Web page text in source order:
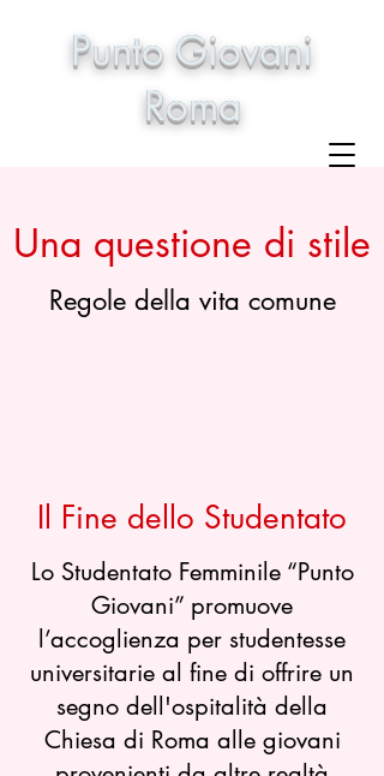
Punto Giovani
Roma
Una questione di stile
Regole della vita comune
Il Fine dello Studentato
Lo Studentato Femminile “Punto
Giovani” promuove
l’accoglienza per studentesse
universitarie al fine di offrire un
segno dell'ospitalità della
Chiesa di Roma alle giovani